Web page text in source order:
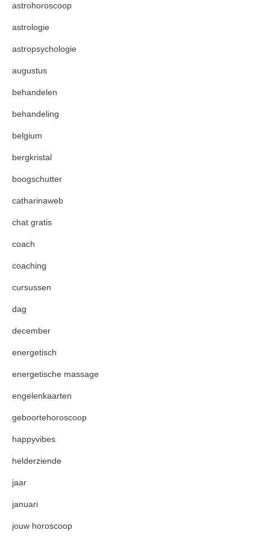
astrohoroscoop
astrologie
astropsychologie
augustus
behandelen
behandeling
belgium
bergkristal
boogschutter
catharinaweb
chat gratis
coach
coaching
cursussen
dag
december
energetisch
energetische massage
engelenkaarten
geboortehoroscoop
happyvibes
helderziende
jaar
januari
jouw horoscoop